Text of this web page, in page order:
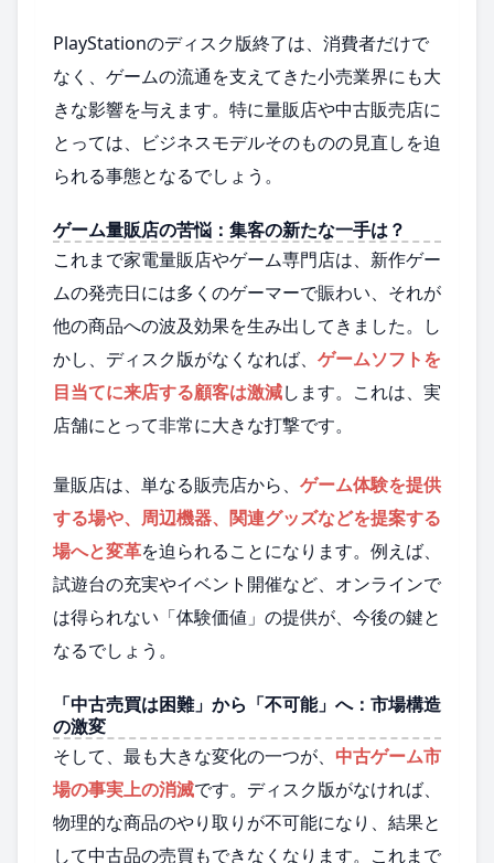
PlayStationのディスク版終了は、消費者だけで
なく、ゲームの流通を支えてきた小売業界にも大
きな影響を与えます。特に量販店や中古販売店に
とっては、ビジネスモデルそのものの見直しを迫
られる事態となるでしょう。
ゲーム量販店の苦悩：集客の新たな一手は？
これまで家電量販店やゲーム専門店は、新作ゲー
ムの発売日には多くのゲーマーで賑わい、それが
他の商品への波及効果を生み出してきました。し
かし、ディスク版がなくなれば、 ゲームソフトを
目当てに来店する顧客は激減します。これは、実
店舗にとって非常に大きな打撃です。
量販店は、単なる販売店から、 ゲーム体験を提供
する場や、周辺機器、関連グッズなどを提案する
場へと変革を迫られることになります。例えば、
試遊台の充実やイベント開催など、オンラインで
は得られない「体験価値」の提供が、今後の鍵と
なるでしょう。
「中古売買は困難」から「不可能」へ：市場構造
の激変
そして、最も大きな変化の一つが、 中古ゲーム市
場の事実上の消滅です。ディスク版がなければ、
物理的な商品のやり取りが不可能になり、結果と
して中古品の売買もできなくなります。これまで